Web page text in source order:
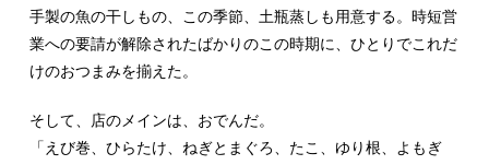
手製の魚の干しもの、この季節、土瓶蒸しも用意する。時短営
業への要請が解除されたばかりのこの時期に、ひとりでこれだ
けのおつまみを揃えた。
そして、店のメインは、おでんだ。
「えび巻、ひらたけ、ねぎとまぐろ、たこ、ゆり根、よもぎ